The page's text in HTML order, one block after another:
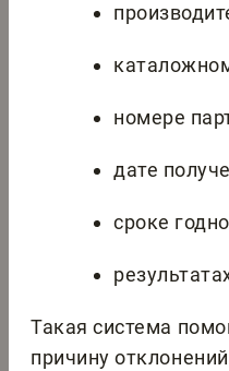
номере
дате
сроке
Такая система
причину